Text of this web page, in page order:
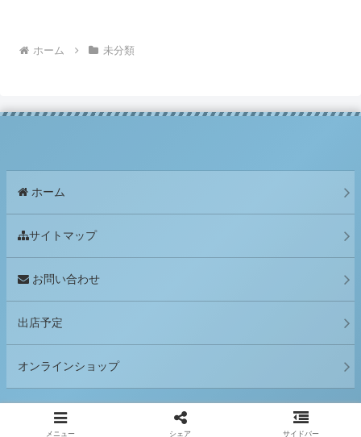
ホーム 未分類
ホーム
サイトマップ
お問い合わせ
出店予定
オンラインショップ
© 2018 明正窯.
メニュー シェア サイドバー